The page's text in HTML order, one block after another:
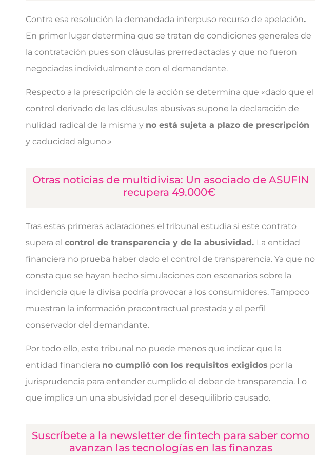
Contra esa resolución la demandada interpuso recurso de apelación.
En primer lugar determina que se tratan de condiciones generales de
la contratación pues son cláusulas prerredactadas y que no fueron
negociadas individualmente con el demandante.
Respecto a la prescripción de la acción se determina que «dado que el
control derivado de las cláusulas abusivas supone la declaración de
nulidad radical de la misma y no está sujeta a plazo de prescripción
y caducidad alguno.»
Otras noticias de multidivisa: Un asociado de ASUFIN
recupera 49.000€
Tras estas primeras aclaraciones el tribunal estudia si este contrato
supera el control de transparencia y de la abusividad. La entidad
financiera no prueba haber dado el control de transparencia. Ya que no
consta que se hayan hecho simulaciones con escenarios sobre la
incidencia que la divisa podría provocar a los consumidores. Tampoco
muestran la información precontractual prestada y el perfil
conservador del demandante.
Por todo ello, este tribunal no puede menos que indicar que la
entidad financiera no cumplió con los requisitos exigidos por la
jurisprudencia para entender cumplido el deber de transparencia. Lo
que implica un una abusividad por el desequilibrio causado.
Suscríbete a la newsletter de fintech para saber como
avanzan las tecnologías en las finanzas